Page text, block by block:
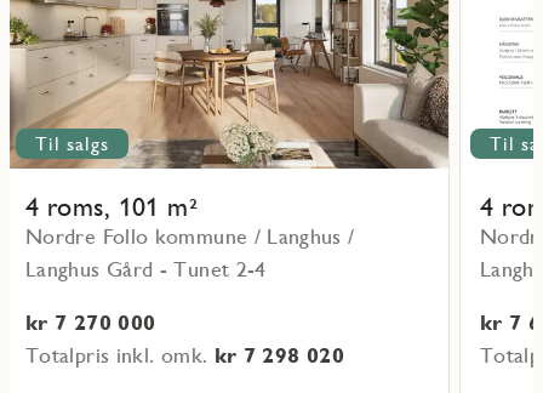
Til salgs
4 roms, 101 m²
Nordre Follo kommune / Langhus /
Langhus Gård - Tunet 2-4
kr 7 270 000
Totalpris inkl. omk. kr 7 298 020
Til
4
kr 7